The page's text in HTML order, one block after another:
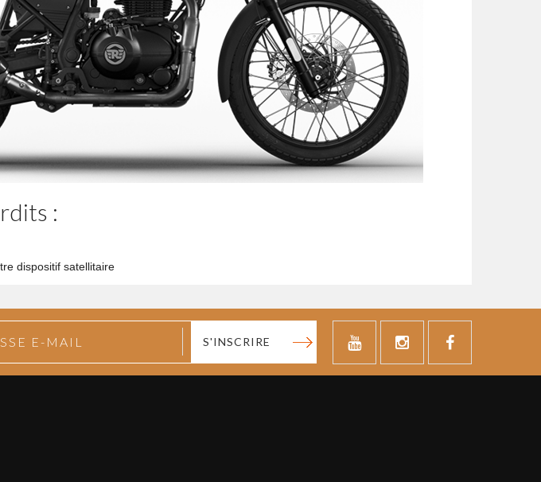
:
dispositif satellitaire
S'INSCRIRE